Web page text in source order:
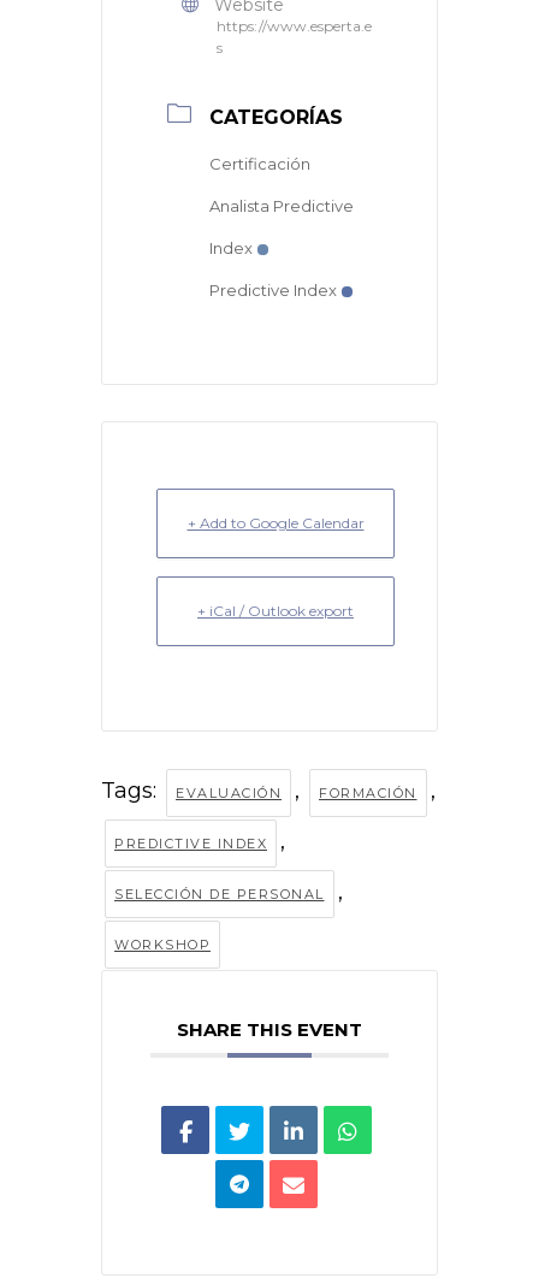
Website
https://www.esperta.e
s
CATEGORÍAS
Certificación
Analista Predictive
Index
Predictive Index
+ Add to Google Calendar
+ iCal / Outlook export
Tags: EVALUACIÓN , FORMACIÓN ,
PREDICTIVE INDEX ,
SELECCIÓN DE PERSONAL ,
WORKSHOP
SHARE THIS EVENT